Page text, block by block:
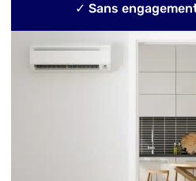
✓ Sans